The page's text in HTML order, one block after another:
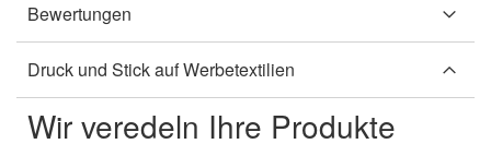
Bewertungen
Druck und Stick auf Werbetextilien
Wir veredeln Ihre Produkte